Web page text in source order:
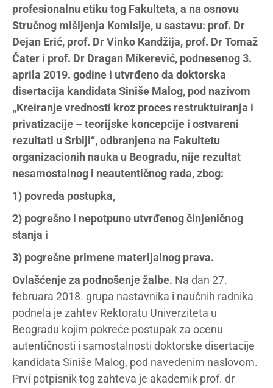
profesionalnu etiku tog Fakulteta, a na osnovu
Stručnog mišljenja Komisije, u sastavu: prof. Dr
Dejan Erić, prof. Dr Vinko Kandžija, prof. Dr Tomaž
Čater i prof. Dr Dragan Mikerević, podnesenog 3.
aprila 2019. godine i utvrđeno da doktorska
disertacija kandidata Siniše Malog, pod nazivom
„Kreiranje vrednosti kroz proces restruktuiranja i
privatizacije – teorijske koncepcije i ostvareni
rezultati u Srbiji“, odbranjena na Fakultetu
organizacionih nauka u Beogradu, nije rezultat
nesamostalnog i neautentičnog rada, zbog:
1) povreda postupka,
2) pogrešno i nepotpuno utvrđenog činjeničnog
stanja i
3) pogrešne primene materijalnog prava.
Ovlašćenje za podnošenje žalbe. Na dan 27.
februara 2018. grupa nastavnika i naučnih radnika
podnela je zahtev Rektoratu Univerziteta u
Beogradu kojim pokreće postupak za ocenu
autentičnosti i samostalnosti doktorske disertacije
kandidata Siniše Malog, pod navedenim naslovom.
Prvi potpisnik tog zahteva je akademik prof. dr